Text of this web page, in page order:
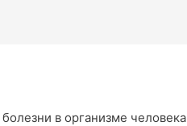
в организме человека